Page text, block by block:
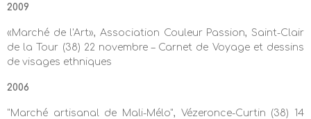
2009
«Marché de l'Art», Association Couleur Passion, Saint-Clair
de la Tour (38) 22 novembre – Carnet de Voyage et dessins
de visages ethniques
2006
"Marché artisanal de Mali-Mélo", Vézeronce-Curtin (38) 14